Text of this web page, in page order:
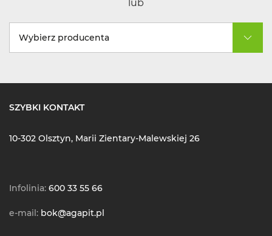
lub
Wybierz producenta
SZYBKI KONTAKT
10-302 Olsztyn, Marii Zientary-Malewskiej 26
Infolinia: 600 33 55 66
e-mail: bok@agapit.pl